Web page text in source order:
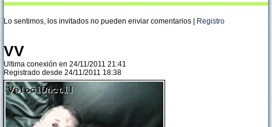
Lo sentimos, los invitados no pueden enviar comentarios | Registro
VV
Ultima conexión en 24/11/2011 21:41
Registrado desde 24/11/2011 18:38